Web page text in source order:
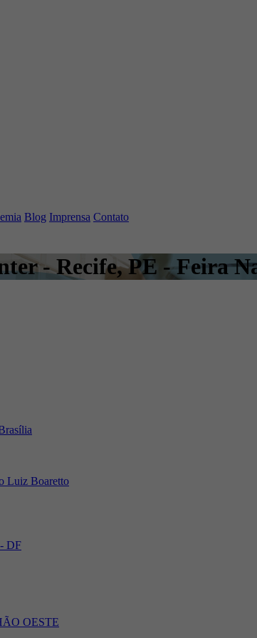
Blog Imprensa Contato
- Recife, PE - Feira
Luiz Boaretto
DF
OESTE